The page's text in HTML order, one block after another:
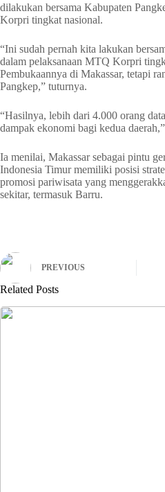
dilakukan bersama Kabupaten
Korpri tingkat nasional.
“Ini sudah pernah kita lakukan
dalam pelaksanaan MTQ Korpri
Pembukaannya di Makassar, tetapi
Pangkep,” tuturnya.
“Hasilnya, lebih dari 4.000 orang
dampak ekonomi bagi kedua
Ia menilai, Makassar sebagai pintu
Indonesia Timur memiliki posisi
promosi pariwisata yang
sekitar, termasuk Barru.
PREVIOUS
Related Posts